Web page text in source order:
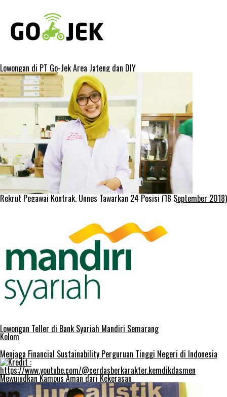
Lowongan di PT Go-Jek Area Jateng dan DIY
Rekrut Pegawai Kontrak, Unnes Tawarkan 24 Posisi (18 September 2018)
Lowongan Teller di Bank Syariah Mandiri Semarang
Kolom
Menjaga Financial Sustainability Perguruan Tinggi Negeri di Indonesia
Mewujudkan Kampus Aman dari Kekerasan